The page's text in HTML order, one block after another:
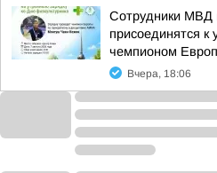
Сотрудники МВД
присоединятся к
чемпионом
Вчера, 18:06